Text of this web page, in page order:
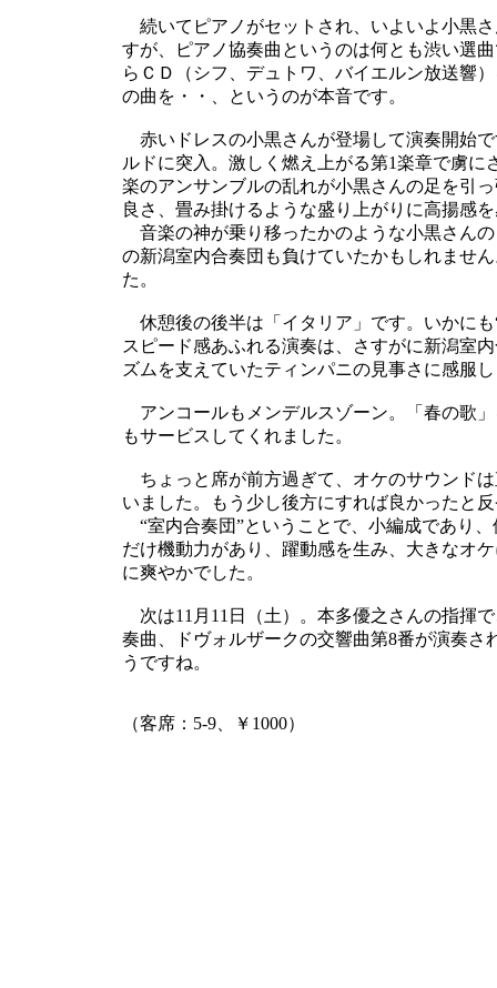
続いてピアノがセットされ、いよいよ小黒
すが、ピアノ協奏曲というのは何とも渋い選
らＣＤ（シフ、デュトワ、バイエルン放送響
の曲を・・、というのが本音です。
赤いドレスの小黒さんが登場して演奏開始
ルドに突入。激しく燃え上がる第1楽章で虜
楽のアンサンブルの乱れが小黒さんの足を引
良さ、畳み掛けるような盛り上がりに高揚感
音楽の神が乗り移ったかのような小黒さん
の新潟室内合奏団も負けていたかもしれませ
た。
休憩後の後半は「イタリア」です。いかに
スピード感あふれる演奏は、さすがに新潟室
ズムを支えていたティンパニの見事さに感服
アンコールもメンデルスゾーン。「春の歌
もサービスしてくれました。
ちょっと席が前方過ぎて、オケのサウンド
いました。もう少し後方にすれば良かったと
“室内合奏団”ということで、小編成であり
だけ機動力があり、躍動感を生み、大きなオ
に爽やかでした。
次は11月11日（土）。本多優之さんの指揮
奏曲、ドヴォルザークの交響曲第8番が演奏
うですね。
（客席：5-9、￥1000）